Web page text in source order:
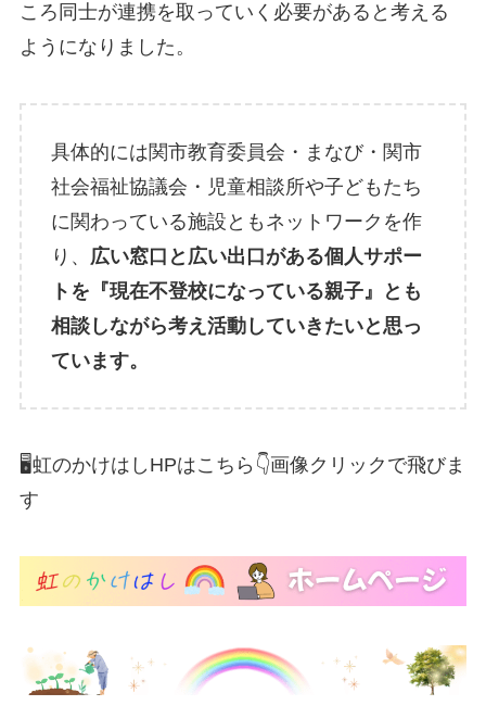
ころ同士が連携を取っていく必要があると考える
ようになりました。
具体的には関市教育委員会・まなび・関市
社会福祉協議会・児童相談所や子どもたち
に関わっている施設ともネットワークを作
り、
広い窓口と広い出口がある個人サポー
トを『現在不登校になっている親子』とも
相談しながら考え活動していきたいと思っ
ています。
🖥️虹のかけはしHPはこちら👇️画像クリックで飛びま
す